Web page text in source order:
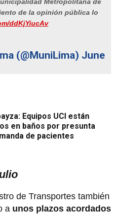
de la opinión pública lo
ddKjYiucAv
(@MuniLima) June
Equipos UCI están
en baños por presunta
de pacientes
de Transportes también
a unos plazos acordados